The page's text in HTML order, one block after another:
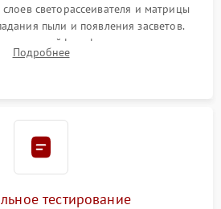
светорассеивателя и матрицы
пыли и появления засветов.
шлейфов, фиксация плат и
пластикового корпуса монитора.
Подробнее
тестирование